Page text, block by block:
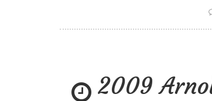
2009